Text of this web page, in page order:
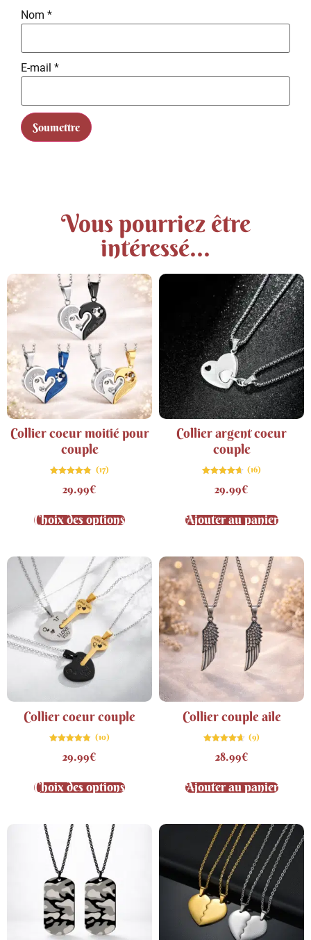
Nom *
E-mail *
Vous pourriez être
intéressé...
Collier coeur moitié pour
couple
4.76
sur 5
(17)
29.99€
Choix des options
Collier argent coeur
couple
4.69
sur 5
(16)
29.99€
Ajouter au panier
Collier coeur couple
4.80
sur 5
(10)
29.99€
Choix des options
Collier couple aile
4.67
sur 5
(9)
28.99€
Ajouter au panier